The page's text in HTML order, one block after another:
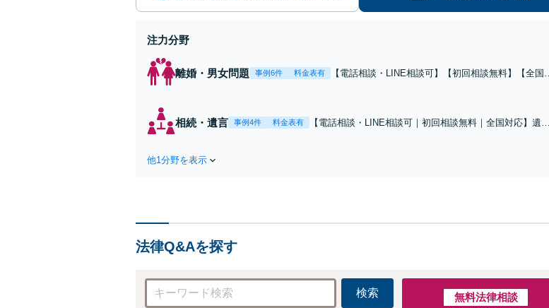
注力分野
離婚・男女問題 事例6件 料金表有
【電話相談・LINE相談可】【初回相談無料】【全国対
相続・遺言 事例4件 料金表有
【電話相談・LINE相談可｜初回相談無料｜全国対応】遺産
他1分野を表示
法律Q&Aを探す
検索 無料法律相談